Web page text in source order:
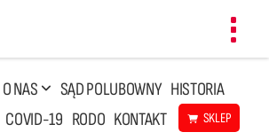
O NAS SĄD POLUBOWNY HISTORIA
COVID-19 RODO KONTAKT SKLEP